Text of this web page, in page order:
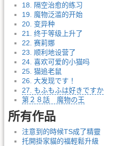
18. 隔空治愈的练习
19. 魔物泛滥的开始
20. 变异种
21. 终于等级上升了
22. 赛莉娜
23. 顺利地设营了
24. 喜欢可爱的小猫吗
25. 猫追老鼠
26. 大发现です！
27. もふもふは好きですか
第２８話 魔物の王
所有作品
注意到的時候TS成了精靈
托開掛家貓的福輕鬆升級